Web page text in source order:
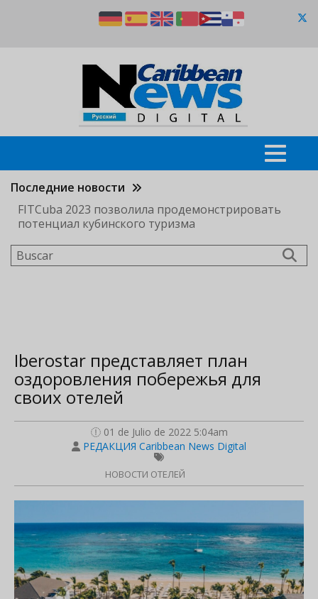
Последние новости
FITCuba 2023 позволила продемонстрировать
потенциал кубинского туризма
Buscar
Iberostar представляет план
оздоровления побережья для
своих отелей
01 de Julio de 2022 5:04am
РЕДАКЦИЯ Caribbean News Digital
НОВОСТИ ОТЕЛЕЙ